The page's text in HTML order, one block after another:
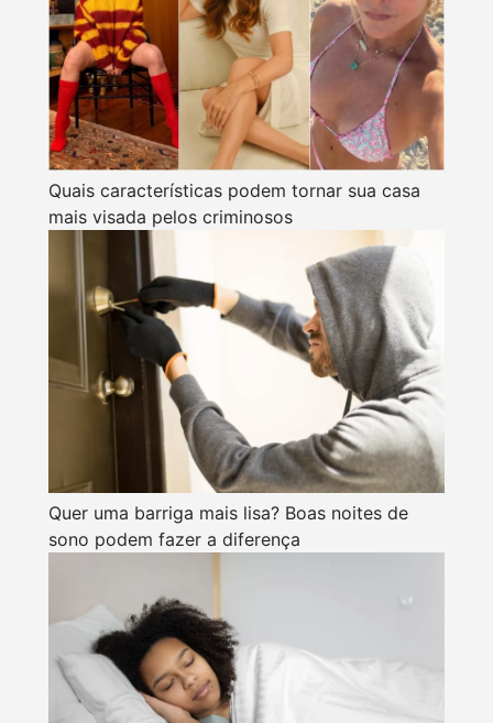
Quais características podem tornar sua casa
mais visada pelos criminosos
Quer uma barriga mais lisa? Boas noites de
sono podem fazer a diferença